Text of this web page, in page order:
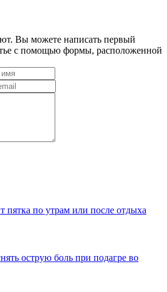
Вы можете написать первый
с помощью формы, расположенной
пятка по утрам или после отдыха
острую боль при подагре во